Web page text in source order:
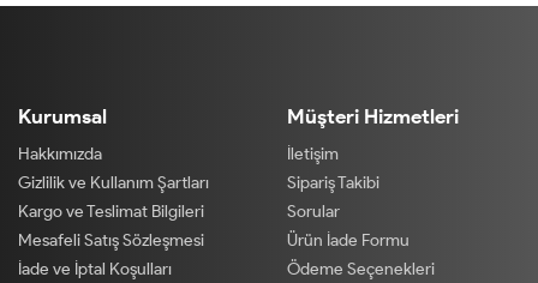
Kurumsal
Hakkımızda
Gizlilik ve Kullanım Şartları
Kargo ve Teslimat Bilgileri
Mesafeli Satış Sözleşmesi
İade ve İptal Koşulları
Müşteri Hizmetleri
İletişim
Sipariş Takibi
Sorular
Ürün İade Formu
Ödeme Seçenekleri